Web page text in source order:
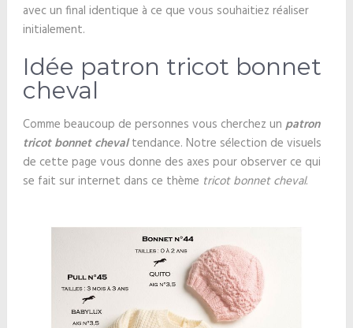
avec un final identique à ce que vous souhaitiez réaliser
initialement.
Idée patron tricot bonnet
cheval
Comme beaucoup de personnes vous cherchez un patron
tricot bonnet chevaltendance. Notre sélection de visuels
de cette page vous donne des axes pour observer ce qui
se fait sur internet dans ce thème tricot bonnet cheval.